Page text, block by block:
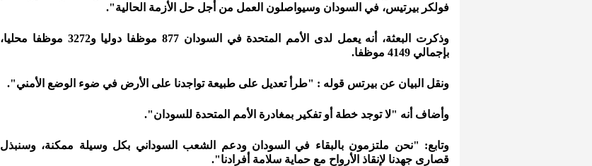
فولكر بيرتيس، في السودان وسيواصلون العمل من أجل حل الأزمة الحالية".
وذكرت البعثة، أنه يعمل لدى الأمم المتحدة في السودان 877 موظفا دوليا و3272 موظفا محليا،
بإجمالي 4149 موظفا.
ونقل البيان عن بيرتس قوله : "طرأ تعديل على طبيعة تواجدنا على الأرض في ضوء الوضع الأمني".
وأضاف أنه "لا توجد خطة أو تفكير بمغادرة الأمم المتحدة للسودان".
وتابع: "نحن ملتزمون بالبقاء في السودان ودعم الشعب السوداني بكل وسيلة ممكنة، وسنبذل
قصارى جهدنا لإنقاذ الأرواح مع حماية سلامة أفرادنا".